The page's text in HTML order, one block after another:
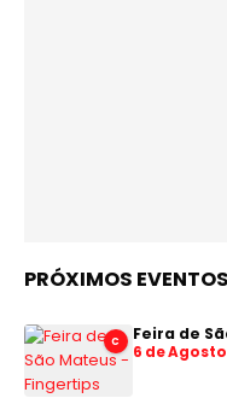
PRÓXIMOS EVENTOS
C Feira de
6 de